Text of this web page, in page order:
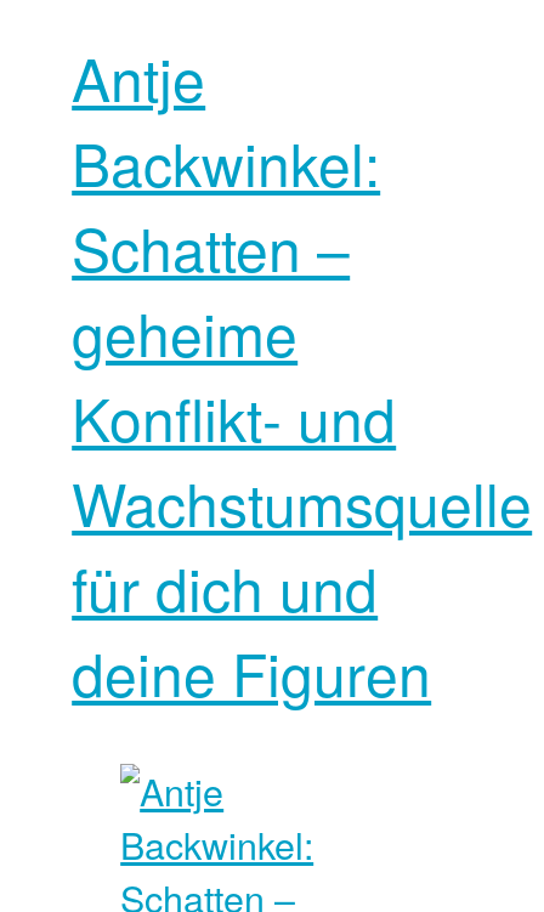
Antje
Backwinkel:
Schatten –
geheime
Konflikt- und
Wachstumsquelle
für dich und
deine Figuren